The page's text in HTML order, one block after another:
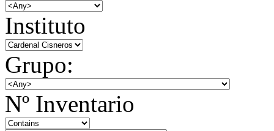
Instituto
Grupo:
Nº Inventario